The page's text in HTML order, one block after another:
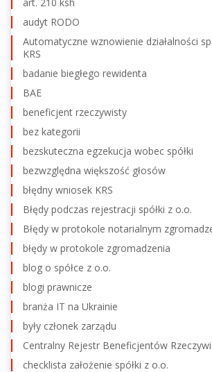
audyt RODO
Automatyczne wznowienie działalności
KRS
badanie biegłego rewidenta
BAE
beneficjent rzeczywisty
bez kategorii
bezskuteczna egzekucja wobec spółki
bezwzględna większość głosów
błędny wniosek KRS
Błędy podczas rejestracji spółki z o.o.
Błędy w protokole notarialnym
błędy w protokole zgromadzenia
blog o spółce z o.o.
blogi prawnicze
branża IT na Ukrainie
były członek zarządu
Centralny Rejestr Beneficjentów
checklista założenie spółki z o.o.